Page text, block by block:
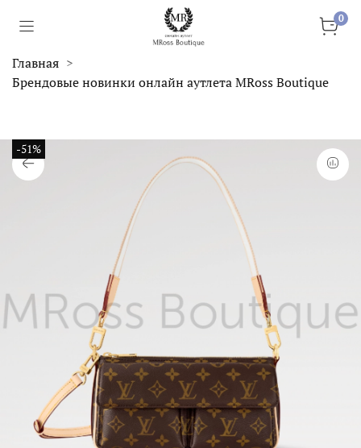
0
Главная
Брендовые новинки онлайн аутлета MRoss Boutique
-51%